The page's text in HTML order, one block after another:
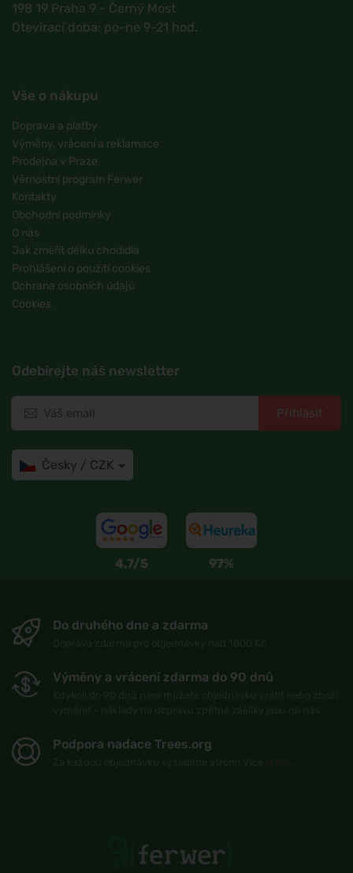
198 19 Praha 9 - Černý Most
Otevírací doba: po-ne 9-21 hod.
Vše o nákupu
Doprava a platby
Výměny, vrácení a reklamace
Prodejna v Praze
Věrnostní program Ferwer
Kontakty
Obchodní podmínky
O nás
Jak změřit délku chodidla
Prohlášení o použití cookies
Ochrana osobních údajů
Cookies
Odebírejte náš newsletter
Přihlásit
Česky / CZK
4,7/5 97%
Do druhého dne a zdarma
Výměny a vrácení zdarma do 90 dnů
Podpora nadace Trees.org